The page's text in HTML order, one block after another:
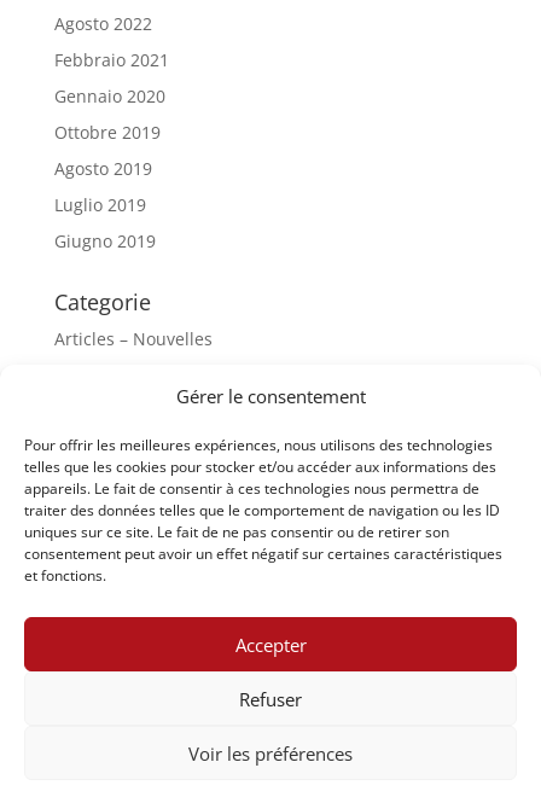
Gérer le consentement
Pour offrir les meilleures expériences, nous utilisons des technologies
telles que les cookies pour stocker et/ou accéder aux informations des
appareils. Le fait de consentir à ces technologies nous permettra de
traiter des données telles que le comportement de navigation ou les ID
uniques sur ce site. Le fait de ne pas consentir ou de retirer son
consentement peut avoir un effet négatif sur certaines caractéristiques
et fonctions.
Accepter
Refuser
Voir les préférences
Agosto 2022
Febbraio 2021
Gennaio 2020
Ottobre 2019
Agosto 2019
Luglio 2019
Giugno 2019
Categorie
Articles – Nouvelles
Conférence des Chanceliers d'Etat
Vote électronique
Meta
Accedi
Feed dei contenuti
Feed dei commenti